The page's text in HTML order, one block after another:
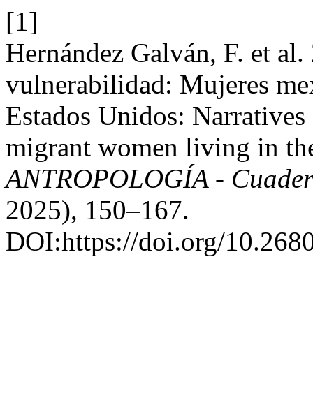
[1]
Hernández Galván, F. et
vulnerabilidad: Mujeres
Estados Unidos:
migrant women living in
ANTROPOLOGÍA -
2025), 150–167.
DOI:https://doi.org/